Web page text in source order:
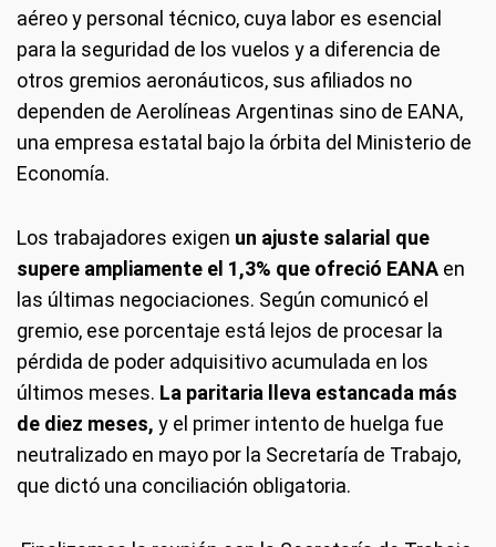
aéreo y personal técnico, cuya labor es esencial
para la seguridad de los vuelos y a diferencia de
otros gremios aeronáuticos, sus afiliados no
dependen de Aerolíneas Argentinas sino de EANA,
una empresa estatal bajo la órbita del Ministerio de
Economía.
Los trabajadores exigen un ajuste salarial que
supere ampliamente el 1,3% que ofreció EANA en
las últimas negociaciones. Según comunicó el
gremio, ese porcentaje está lejos de procesar la
pérdida de poder adquisitivo acumulada en los
últimos meses. La paritaria lleva estancada más
de diez meses, y el primer intento de huelga fue
neutralizado en mayo por la Secretaría de Trabajo,
que dictó una conciliación obligatoria.